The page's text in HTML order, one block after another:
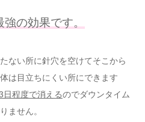
の効果です。
ない所に針穴を空けてそこから
は目立ちにくい所にできます
日程度で消えるのでダウンタイム
ません。